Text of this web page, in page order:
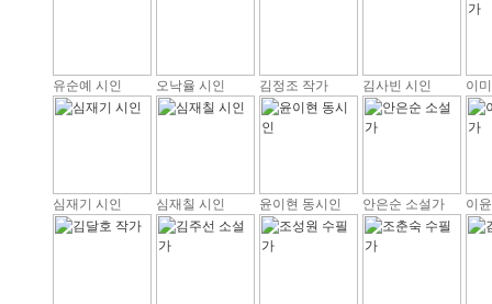
유순예 시인 오낙율 시인 김정조 작가 김사빈 시인 이
심재기 시인 심재칠 시인 윤이현 동시인 안은순 소설가 이